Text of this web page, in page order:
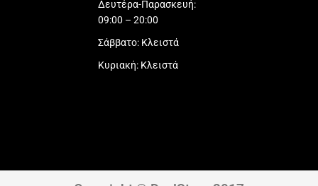
Δευτέρα-Παρασκευή:
09:00 – 20:00
Σάββατο: Κλειστά
Κυριακή: Κλειστά